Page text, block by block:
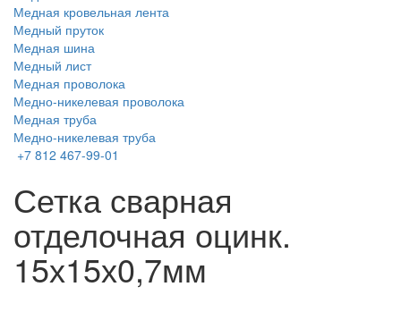
Медная кровельная лента
Медный пруток
Медная шина
Медный лист
Медная проволока
Медно-никелевая проволока
Медная труба
Медно-никелевая труба
+7 812 467-99-01
Сетка сварная
отделочная оцинк.
15х15х0,7мм